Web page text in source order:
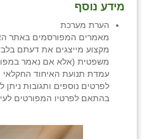
מידע נוסף
הערת מערכת
מאמרים המפורסמים באתר
מקצוע מייצגים את דעתם
משפטית (אלא אם נאמר
עמדת תנועת האיחוד החקלאי .
לפרטים נוספים ותגובות
בהתאם לפרטיו המפורטים
ניר צבי
עין חצבה
עין תמר